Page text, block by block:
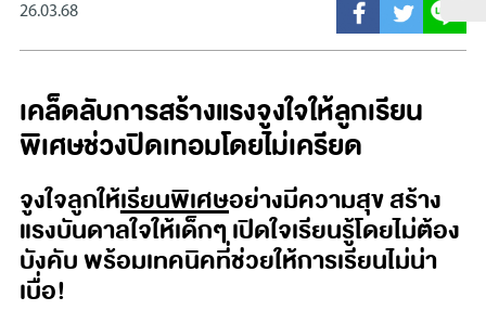
@Megabangna
26.03.68
เคล็ดลับการสร้างแรงจูงใจให้ลูกเรียน
พิเศษช่วงปิดเทอมโดยไม่เครียด
จูงใจลูกให้เรียนพิเศษอย่างมีความสุข สร้าง
แรงบันดาลใจให้เด็กๆ เปิดใจเรียนรู้โดยไม่ต้อง
บังคับ พร้อมเทคนิคที่ช่วยให้การเรียนไม่น่า
เบื่อ!